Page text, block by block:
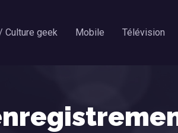
Culture geek Mobile Télévision